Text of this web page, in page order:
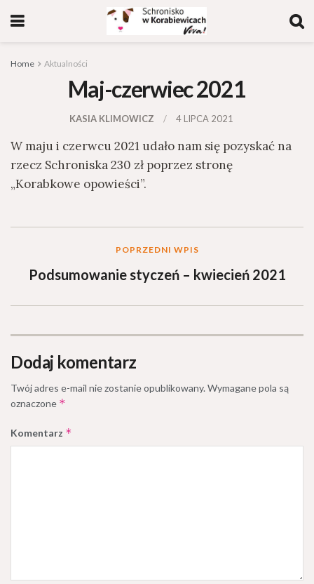
Home Aktualności
Maj-czerwiec 2021
KASIA KLIMOWICZ 4 LIPCA 2021
W maju i czerwcu 2021 udało nam się pozyskać na
rzecz Schroniska 230 zł poprzez stronę
„Korabkowe opowieści”.
POPRZEDNI WPIS
Podsumowanie styczeń – kwiecień 2021
Dodaj komentarz
Twój adres e-mail nie zostanie opublikowany.Wymagane pola są
oznaczone *
Komentarz *